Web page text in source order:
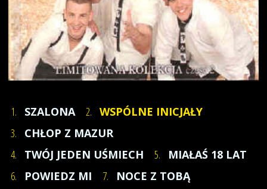
1. SZALONA 2. WSPÓLNE INICJAŁY
3.
CHŁOP Z MAZUR
4.
TWÓJ JEDEN UŚMIECH 5.
MIAŁAŚ 18 LAT
6.
POWIEDZ MI 7.
NOCE Z TOBĄ